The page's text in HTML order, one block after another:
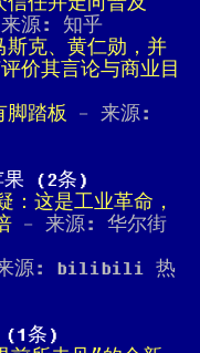
源: 知乎
斯克、黄仁勋，并
价其言论与商业目
脚踏板 - 来源:
(2条)
：这是工业革命，
- 来源: 华尔街
源: bilibili 热
(1条)